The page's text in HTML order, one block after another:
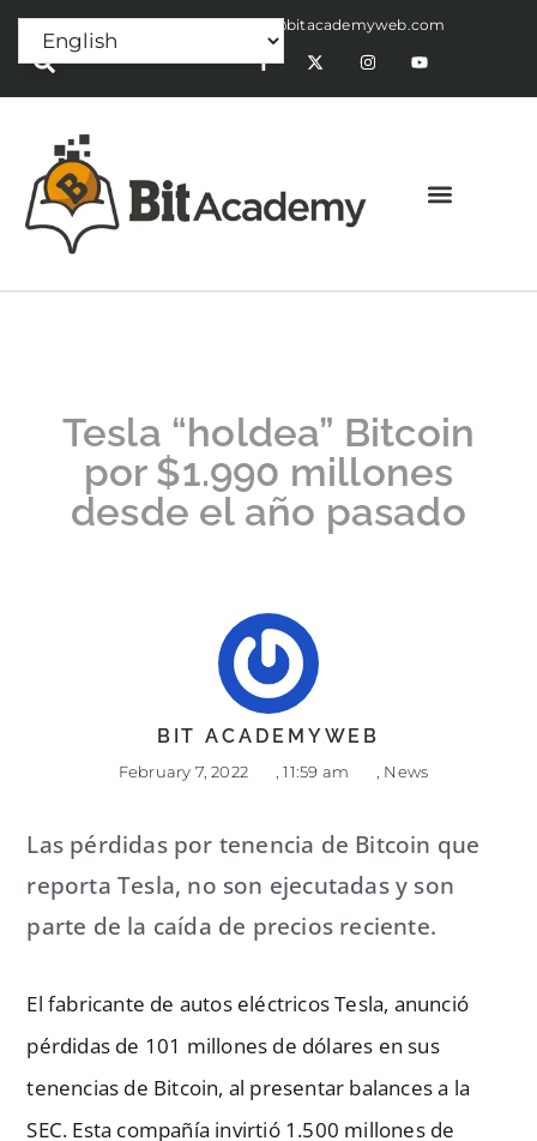
Press Release:alex@bitacademyweb.com
Tesla “holdea” Bitcoin
por $1.990 millones
desde el año pasado
BIT ACADEMYWEB
February 7, 2022 11:59 am News
Las pérdidas por tenencia de Bitcoin que
reporta Tesla, no son ejecutadas y son
parte de la caída de precios reciente.
El fabricante de autos eléctricos Tesla, anunció
pérdidas de 101 millones de dólares en sus
tenencias de Bitcoin, al presentar balances a la
SEC. Esta compañía invirtió 1.500 millones de